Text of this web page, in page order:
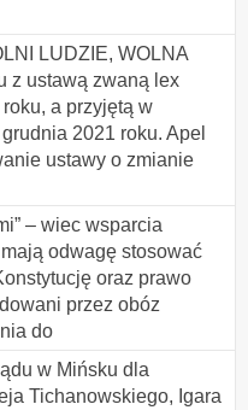
LUDZIE, WOLNA
z ustawą zwaną lex
a przyjętą w
2021 roku. Apel
ustawy o zmianie
– wiec wsparcia
odwagę stosować
oraz prawo
przez obóz
do
w Mińsku dla
Tichanowskiego, Igara